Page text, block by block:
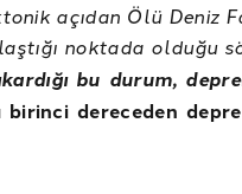
açıdan Ölü Deniz
noktada olduğu
bu durum,
birinci dereceden